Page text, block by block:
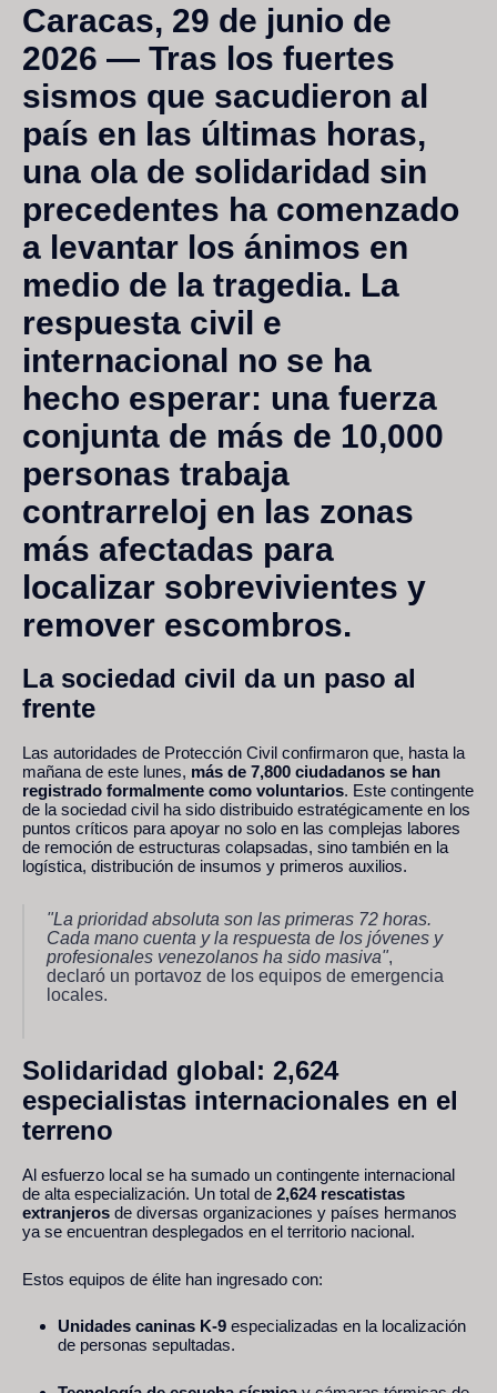
Caracas, 29 de junio de
2026 — Tras los fuertes
sismos que sacudieron al
país en las últimas horas,
una ola de solidaridad sin
precedentes ha comenzado
a levantar los ánimos en
medio de la tragedia. La
respuesta civil e
internacional no se ha
hecho esperar: una fuerza
conjunta de más de 10,000
personas trabaja
contrarreloj en las zonas
más afectadas para
localizar sobrevivientes y
remover escombros.
La sociedad civil da un paso al
frente
Las autoridades de Protección Civil confirmaron que, hasta la
mañana de este lunes, más de 7,800 ciudadanos se han
registrado formalmente como voluntarios. Este contingente
de la sociedad civil ha sido distribuido estratégicamente en los
puntos críticos para apoyar no solo en las complejas labores
de remoción de estructuras colapsadas, sino también en la
logística, distribución de insumos y primeros auxilios.
"La prioridad absoluta son las primeras 72 horas.
Cada mano cuenta y la respuesta de los jóvenes y
profesionales venezolanos ha sido masiva",
declaró un portavoz de los equipos de emergencia
locales.
Solidaridad global: 2,624
especialistas internacionales en el
terreno
Al esfuerzo local se ha sumado un contingente internacional
de alta especialización. Un total de 2,624 rescatistas
extranjeros de diversas organizaciones y países hermanos
ya se encuentran desplegados en el territorio nacional.
Estos equipos de élite han ingresado con:
Unidades caninas K-9 especializadas en la localización
de personas sepultadas.